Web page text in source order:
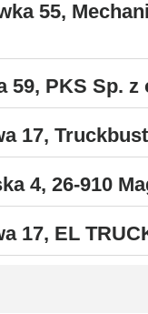
55,
59, PKS Sp. z
17,
4, 26-910
17, EL